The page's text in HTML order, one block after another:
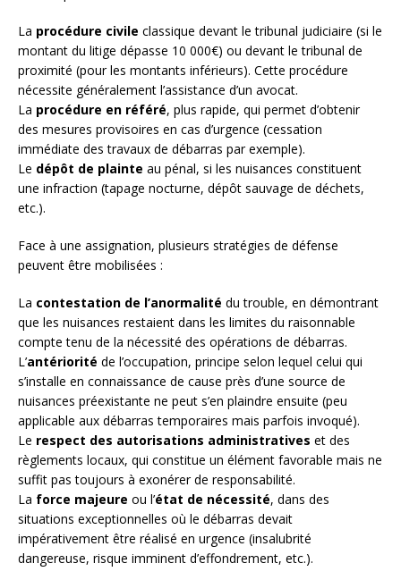
La procédure civile classique devant le tribunal judiciaire (si le
montant du litige dépasse 10 000€) ou devant le tribunal de
proximité (pour les montants inférieurs). Cette procédure
nécessite généralement l’assistance d’un avocat.
La procédure en référé, plus rapide, qui permet d’obtenir
des mesures provisoires en cas d’urgence (cessation
immédiate des travaux de débarras par exemple).
Le dépôt de plainte au pénal, si les nuisances constituent
une infraction (tapage nocturne, dépôt sauvage de déchets,
etc.).
Face à une assignation, plusieurs stratégies de défense
peuvent être mobilisées :
La contestation de l’anormalité du trouble, en démontrant
que les nuisances restaient dans les limites du raisonnable
compte tenu de la nécessité des opérations de débarras.
L’antériorité de l’occupation, principe selon lequel celui qui
s’installe en connaissance de cause près d’une source de
nuisances préexistante ne peut s’en plaindre ensuite (peu
applicable aux débarras temporaires mais parfois invoqué).
Le respect des autorisations administratives et des
règlements locaux, qui constitue un élément favorable mais ne
suffit pas toujours à exonérer de responsabilité.
La force majeure ou l’état de nécessité, dans des
situations exceptionnelles où le débarras devait
impérativement être réalisé en urgence (insalubrité
dangereuse, risque imminent d’effondrement, etc.).